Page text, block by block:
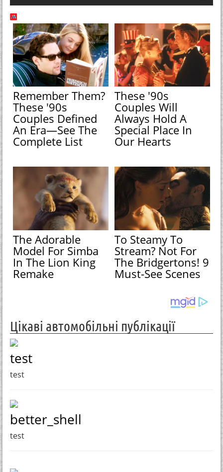
Remember Them?
These '90s
Couples Defined
An Era—See The
Complete List
These '90s
Couples Will
Always Hold A
Special Place In
Our Hearts
The Adorable
Model For Simba
In The Lion King
Remake
To Steamy To
Stream? Not For
The Bridgertons! 9
Must-See Scenes
Цікаві автомобільні публікації
test
test
better_shell
test